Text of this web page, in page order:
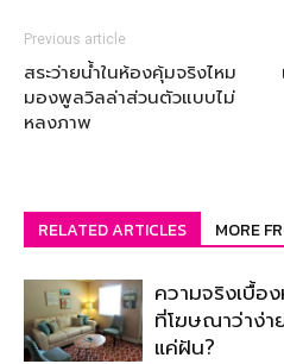
Previous article
สระว่ายน้ำในห้องคุ้มจริงไหม
มองพูลวิลล่าส่วนตัวแบบไม่
หลงภาพ
RELATED ARTICLES MORE
ความจริงเบื้อ
ที่โฆษณาว่าง่า
แค่ฝัน?